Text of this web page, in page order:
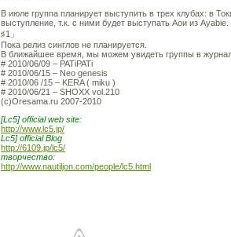
В июле группа планирует выступить в трех клубах: в
выступление, т.к. с ними будет выступать Аои из
♯1」
Пока релиз синглов не планируется.
В ближайшее время, мы можем увидеть группы в
# 2010/06/09 – PATiPATi
# 2010/06/15 – Neo genesis
# 2010/06 /15 – KERA ( miku )
# 2010/06/21 – SHOXX vol.210
(с)Oresama.ru 2007-2010
[Lc5] official web site:
http://www.lc5.jp/
Lc5] official Blog
http://6109.jp/lc5/
творчество:
http://www.nautiljon.com/people/lc5.html